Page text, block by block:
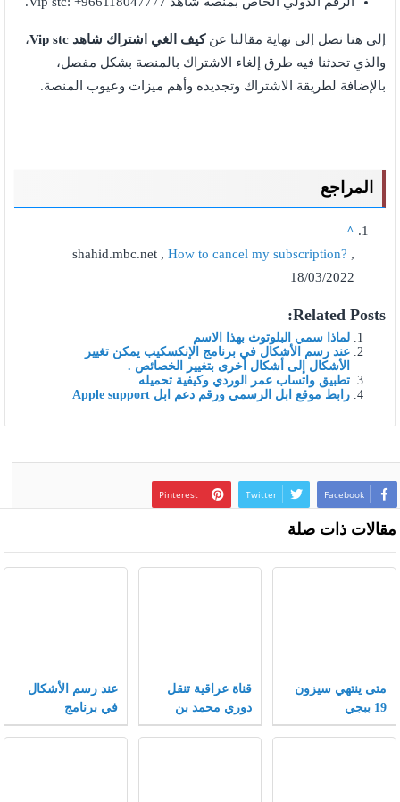
إلى هنا نصل إلى نهاية مقالنا عنكيف الغي اشتراك شاهد Vip stc
،
والذي تحدثنا فيه طرق إلغاء الاشتراك بالمنصة بشكل مفصل،
بالإضافة لطريقة الاشتراك وتجديده وأهم ميزات وعيوب المنصة.
المراجع
^
shahid.mbc.net , How to cancel my subscription? ,
18/03/2022
Related Posts:
لماذا سمي البلوتوث بهذا الاسم
عند رسم الأشكال في برنامج الإنكسكيب يمكن تغيير
الأشكال إلى أشكال أخرى بتغيير الخصائص .
تطبيق واتساب عمر الوردي وكيفية تحميله
رابط موقع ابل الرسمي ورقم دعم ابل Apple support
Facebook
Twitter
Pinterest
مقالات ذات صلة
متى ينتهي سيزون
19 ببجي
قناة عراقية تنقل
دوري محمد بن
سلمان 2021
عند رسم الأشكال
في برنامج
الإنكسكيب يمكن